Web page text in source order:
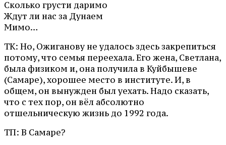
Сколько грусти даримо
Ждут ли нас за Дунаем
Мимо…
ТК: Но, Ожиганову не удалось здесь закрепиться
потому, что семья переехала. Его жена, Светлана,
была физиком и, она получила в Куйбышеве
(Самаре), хорошее место в институте. И, в
общем, он вынужден был уехать. Надо сказать,
что с тех пор, он вёл абсолютно
отшельническую жизнь до 1992 года.
ТП: В Самаре?